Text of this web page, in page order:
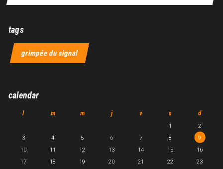
tags
grimpée du signal
calendar
l m m j v s d
1
2
3
4 5 6 7 8
9
10
11 12 13 14 15
16
17
18 19 20 21 22
23